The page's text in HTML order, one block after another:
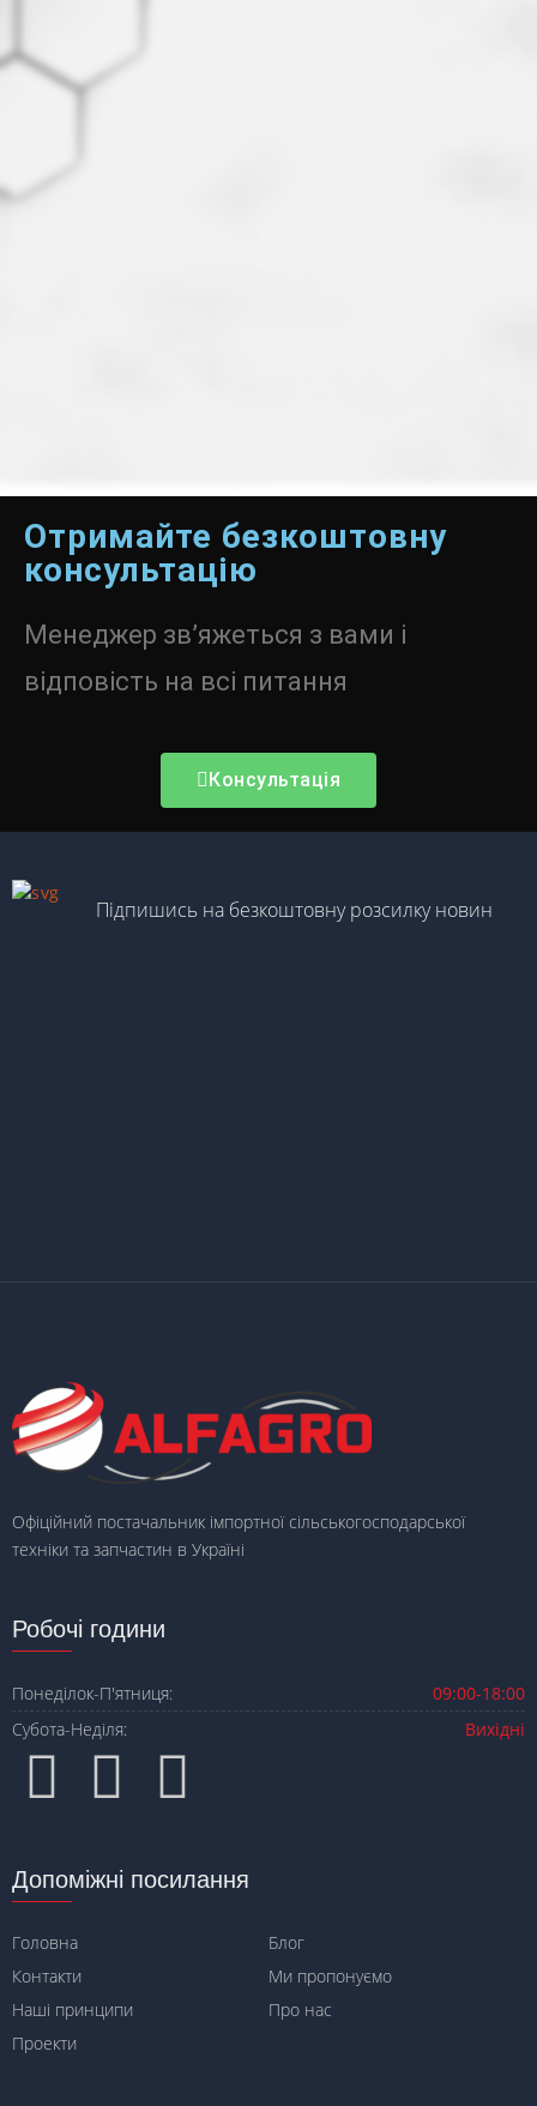
Отримайте безкоштовну
консультацію
Менеджер зв’яжеться з вами і
відповість на всі питання
Консультація
Підпишись на безкоштовну розсилку новин
Офіційний постачальник імпортної сільськогосподарської
техніки та запчастин в Україні
Робочі години
Понеділок-П'ятниця:
09:00-18:00
Субота-Неділя:
Вихідні
Допоміжні посилання
Головна
Блог
Контакти
Ми пропонуємо
Наші принципи
Про нас
Проекти